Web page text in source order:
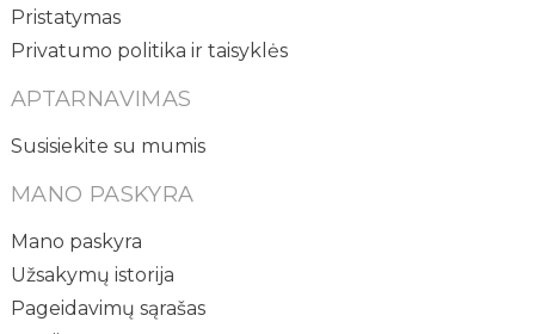
Pristatymas
Privatumo politika ir taisyklės
APTARNAVIMAS
Susisiekite su mumis
MANO PASKYRA
Mano paskyra
Užsakymų istorija
Pageidavimų sąrašas